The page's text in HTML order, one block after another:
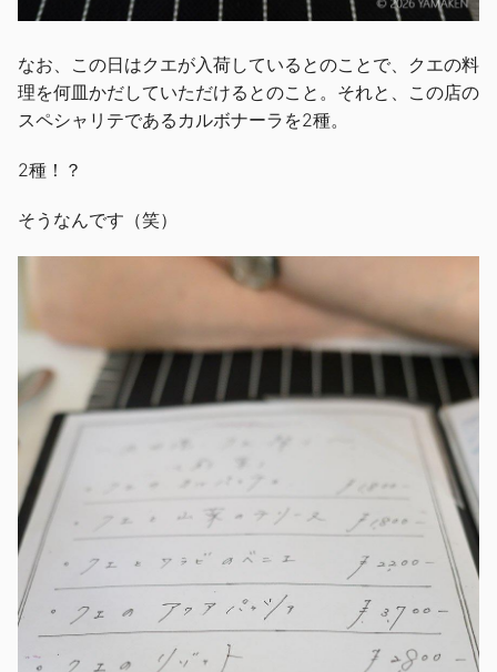
なお、この日はクエが入荷しているとのことで、クエの料
理を何皿かだしていただけるとのこと。それと、この店の
スペシャリテであるカルボナーラを2種。
2種！？
そうなんです（笑）